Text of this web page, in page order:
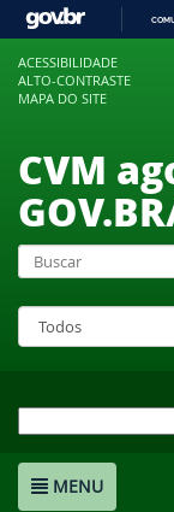
ACESSIBILIDADE
ALTO-CONTRASTE
MAPA DO SITE
CVM
MENU